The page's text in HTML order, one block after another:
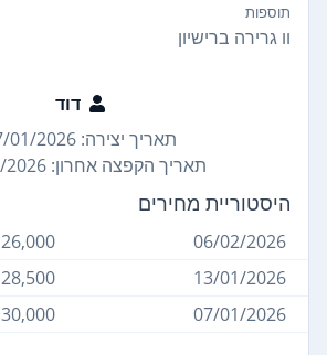
תוספות
וו גרירה ברישיון
דוד
תאריך יצירה: 07/01/2026
תאריך הקפצה אחרון: 06/02/2026
היסטוריית מחירים
06/02/2026
26,000 ₪
13/01/2026
28,500 ₪
07/01/2026
30,000 ₪